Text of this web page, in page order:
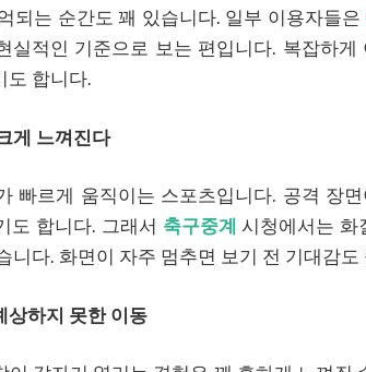
되는 순간도 꽤 있습니다. 일부 이용자들은
실적인 기준으로 보는 편입니다. 복잡하
도 합니다.
게 느껴진다
빠르게 움직이는 스포츠입니다. 공격 장
도 합니다. 그래서 축구중계 시청에서는 화
니다. 화면이 자주 멈추면 보기 전 기대감
상하지 못한 이동